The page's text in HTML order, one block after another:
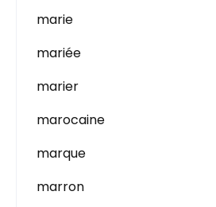
marie
mariée
marier
marocaine
marque
marron